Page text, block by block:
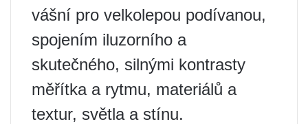
vášní pro velkolepou podívanou,
spojením iluzorního a
skutečného, ​​silnými kontrasty
měřítka a rytmu, materiálů a
textur, světla a stínu.